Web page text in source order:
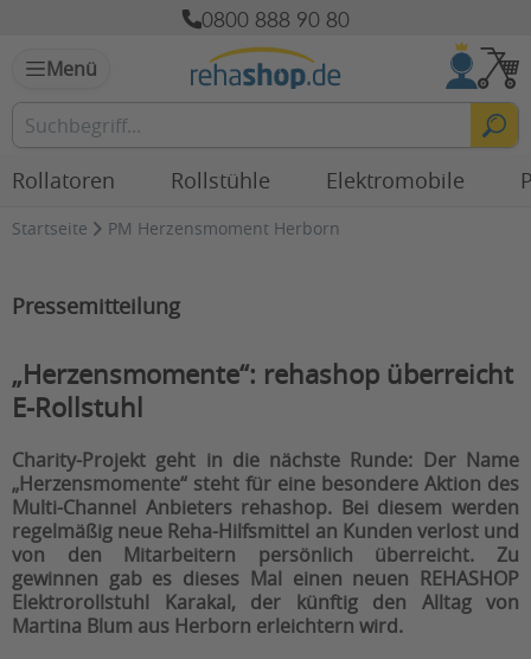
0800 888 90 80
Menü
Rollatoren Rollstühle Elektromobile
Startseite PM Herzensmoment Herborn
Pressemitteilung
„Herzensmomente“: rehashop überreicht
E-Rollstuhl
Charity-Projekt geht in die nächste Runde: Der Name
„Herzensmomente“ steht für eine besondere Aktion des
Multi-Channel Anbieters rehashop. Bei diesem werden
regelmäßig neue Reha-Hilfsmittel an Kunden verlost und
von den Mitarbeitern persönlich überreicht. Zu
gewinnen gab es dieses Mal einen neuen REHASHOP
Elektrorollstuhl Karakal, der künftig den Alltag von
Martina Blum aus Herborn erleichtern wird.